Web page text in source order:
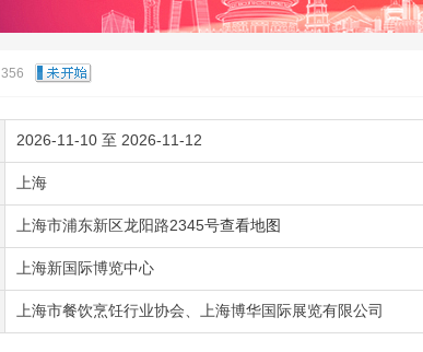
356
2026-11-10 至 2026-11-12
上海
上海市浦东新区龙阳路2345号查看地图
上海新国际博览中心
上海市餐饮烹饪行业协会、上海博华国际展览有限公司